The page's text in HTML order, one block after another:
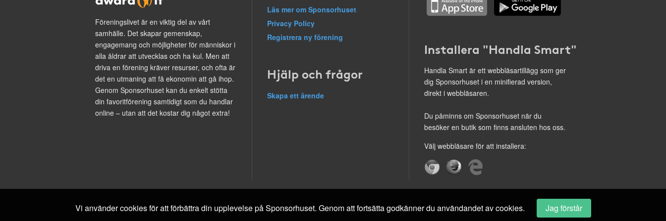
Föreningslivet är en viktig del av vårt
samhälle. Det skapar gemenskap,
engagemang och möjligheter för människor i
alla åldrar att utvecklas och ha kul. Men att
driva en förening kräver resurser, och ofta är
det en utmaning att få ekonomin att gå ihop.
Genom Sponsorhuset kan du enkelt stötta
din favoritförening samtidigt som du handlar
online – utan att det kostar dig något extra!
Läs mer om Sponsorhuset
Privacy Policy
Registrera ny förening
Hjälp och frågor
Skapa ett ärende
Installera "Handla Smart"
Handla Smart är ett webbläsartillägg som ger
dig Sponsorhuset i en minifierad version,
direkt i webbläsaren.
Du påminns om Sponsorhuset när du
besöker en butik som finns ansluten hos oss.
Välj webbläsare för att installera:
Vi använder cookies för att förbättra din upplevelse på Sponsorhuset. Genom att fortsätta godkänner du användandet av cookies. Jag förstår